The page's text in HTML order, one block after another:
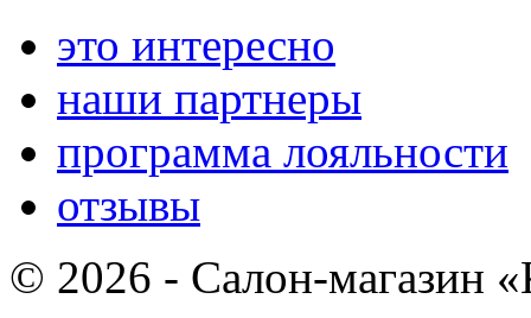
это интересно
наши партнеры
программа лояльности
отзывы
© 2026 - Салон-магазин